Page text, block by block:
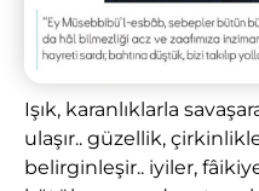
Işık, karanlıklarla
ulaşır.. güzellik,
belirginleşir.. iyiler,